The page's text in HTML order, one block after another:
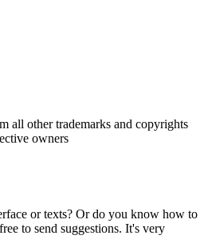
all other trademarks and copyrights
owners
or texts? Or do you know how to
to send suggestions. It's very